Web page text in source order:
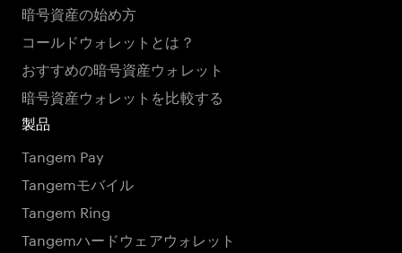
暗号資産の始め方
コールドウォレットとは？
おすすめの暗号資産ウォレット
暗号資産ウォレットを比較する
製品
Tangem Pay
Tangemモバイル
Tangem Ring
Tangemハードウェアウォレット